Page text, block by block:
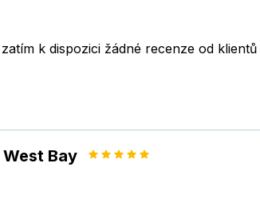
k dispozici žádné recenze od klientů
Bay